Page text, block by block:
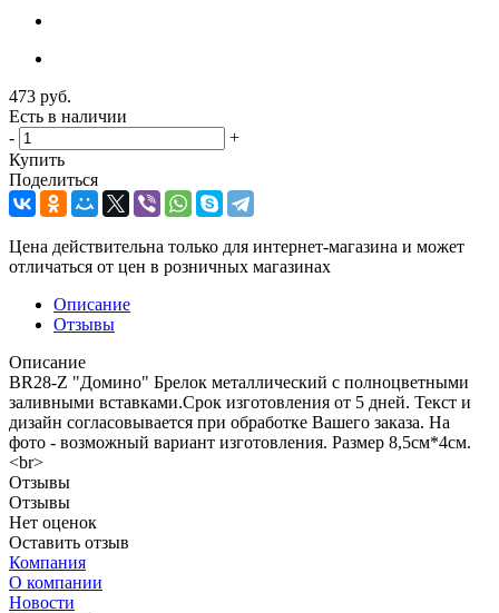
473 руб.
Есть в наличии
-
+
Купить
Поделиться
Цена действительна только для интернет-магазина и может
отличаться от цен в розничных магазинах
Описание
Отзывы
Описание
BR28-Z "Домино" Брелок металлический с полноцветными
заливными вставками.Срок изготовления от 5 дней. Текст и
дизайн согласовывается при обработке Вашего заказа. На
фото - возможный вариант изготовления. Размер 8,5см*4см.
<br>
Отзывы
Отзывы
Нет оценок
Оставить отзыв
Компания
О компании
Новости